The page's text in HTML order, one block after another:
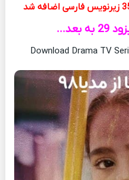
Download Drama TV